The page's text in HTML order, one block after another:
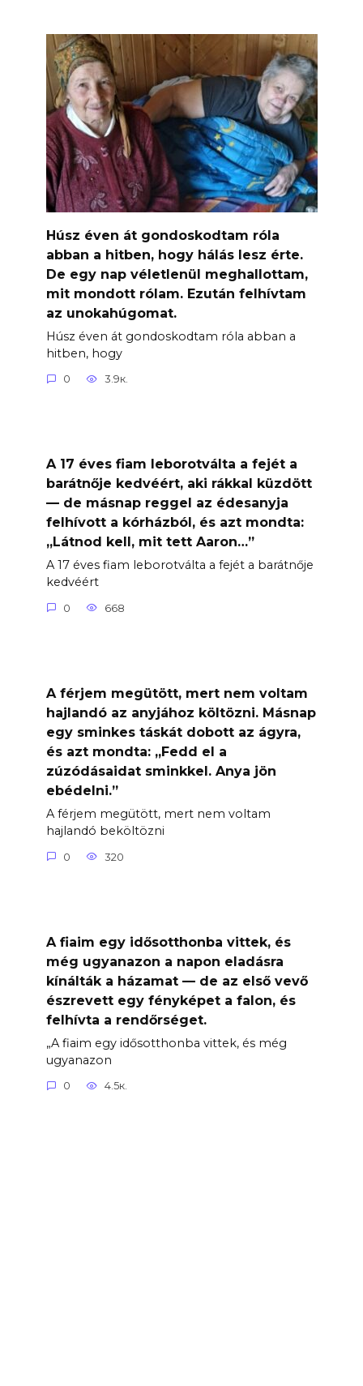
Húsz éven át gondoskodtam róla
abban a hitben, hogy hálás lesz érte.
De egy nap véletlenül meghallottam,
mit mondott rólam. Ezután felhívtam
az unokahúgomat.
Húsz éven át gondoskodtam róla abban a
hitben, hogy
0 3.9к.
A 17 éves fiam leborotválta a fejét a
barátnője kedvéért, aki rákkal küzdött
— de másnap reggel az édesanyja
felhívott a kórházból, és azt mondta:
„Látnod kell, mit tett Aaron…”
A 17 éves fiam leborotválta a fejét a barátnője
kedvéért
0 668
A férjem megütött, mert nem voltam
hajlandó az anyjához költözni. Másnap
egy sminkes táskát dobott az ágyra,
és azt mondta: „Fedd el a
zúzódásaidat sminkkel. Anya jön
ebédelni.”
A férjem megütött, mert nem voltam
hajlandó beköltözni
0 320
A fiaim egy idősotthonba vittek, és
még ugyanazon a napon eladásra
kínálták a házamat — de az első vevő
észrevett egy fényképet a falon, és
felhívta a rendőrséget.
„A fiaim egy idősotthonba vittek, és még
ugyanazon
0 4.5к.